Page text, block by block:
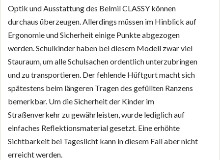
Optik und Ausstattung des Belmil CLASSY können
durchaus überzeugen. Allerdings müssen im Hinblick auf
Ergonomie und Sicherheit einige Punkte abgezogen
werden. Schulkinder haben bei diesem Modell zwar viel
Stauraum, um alle Schulsachen ordentlich unterzubringen
und zu transportieren. Der fehlende Hüftgurt macht sich
spätestens beim längeren Tragen des gefüllten Ranzens
bemerkbar. Um die Sicherheit der Kinder im
Straßenverkehr zu gewährleisten, wurde lediglich auf
einfaches Reflektionsmaterial gesetzt. Eine erhöhte
Sichtbarkeit bei Tageslicht kann in diesem Fall aber nicht
erreicht werden.